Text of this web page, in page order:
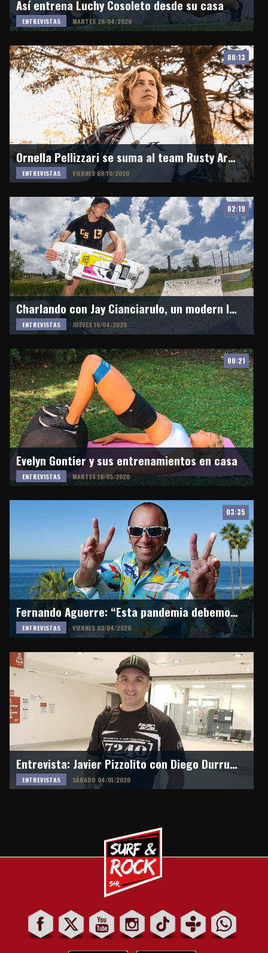
Así entrena Luchy Cosoleto desde su casa
ENTREVISTAS MARTES 28/04/2020
00:13
Ornella Pellizzari se suma al team Rusty Argentina: "super motivada por esta oportunidad"
ENTREVISTAS VIERNES 09/10/2020
02:19
Charlando con Jay Cianciarulo, un modern logger
ENTREVISTAS JUEVES 16/04/2020
00:21
Evelyn Gontier y sus entrenamientos en casa
ENTREVISTAS MARTES 19/05/2020
03:35
Fernando Aguerre: “Esta pandemia debemos surfearla con solidaridad”
ENTREVISTAS VIERNES 03/04/2020
Entrevista: Javier Pizzolito con Diego Durruty en la previa del Dakar 2020 desde Arabia Saudita
ENTREVISTAS SÁBADO 04/01/2020